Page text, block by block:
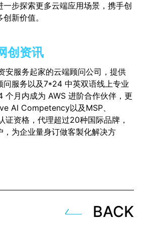
一步探索更多云端应用场景，携手创
新价值。
创资讯
安服务起家的云端顾问公司，提供
问服务以及7*24 中英双语线上专业
个月内成为 AWS 进阶合作伙伴，更
AI Competency以及MSP、
证资格，代理超过20种国际品牌，
，为企业量身订做客製化解决方
BACK